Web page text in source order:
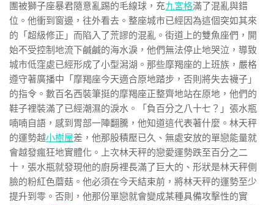
團被獅子座暴君隨意亂踢的毛線球，充九宮格滿了混亂與錯
位。他衝到窗邊，往外看去。整座城市已經因為這個突如其來
的「超級修正」而陷入了荒謬的混亂。街道上的雙魚座們，開
始不受控制地流下鹹鹹的海水淚，他們無法停止地哭泣，導致
城市低窪處已經形成了小型潟湖。那些摩羯座的上班族，嚴格
遵守著廣播中「摩羯座今天適合原地踏步，否則將失去襪子」
的指令。數百名西裝筆挺的摩羯座正整齊地站在原地，他們的
鞋子裡裝滿了已經潮濕的淚水。「負百分之八十七？」張水瓶
喃喃自語，感到胃部一陣翻騰，他知道這代表著什麼。林天秤
的運勢越小樹屋差，他那股積壓已久、無處安放的單戀能量就
會越發瘋狂地實體化。上次林天秤的戀愛運勢跌至百分之二
十，張水瓶就發現他的廚房裡長滿了巨大的、形狀是林天秤側
臉的粉紅色蘑菇。他必須在今天結束前，將林天秤的運勢至少
提升到零。否則，他那份單戀就會變成某種具備攻擊性的實